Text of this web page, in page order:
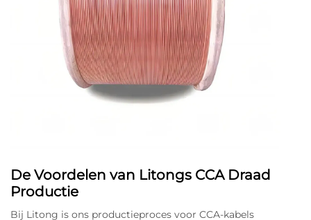
De Voordelen van Litongs CCA Draad
Productie
Bij Litong is ons productieproces voor CCA-kabels